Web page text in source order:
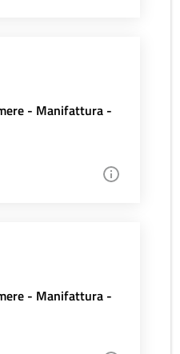
- Manifattura -
- Manifattura -